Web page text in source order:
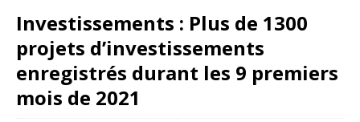
Investissements : Plus de 1300
projets d’investissements
enregistrés durant les 9 premiers
mois de 2021